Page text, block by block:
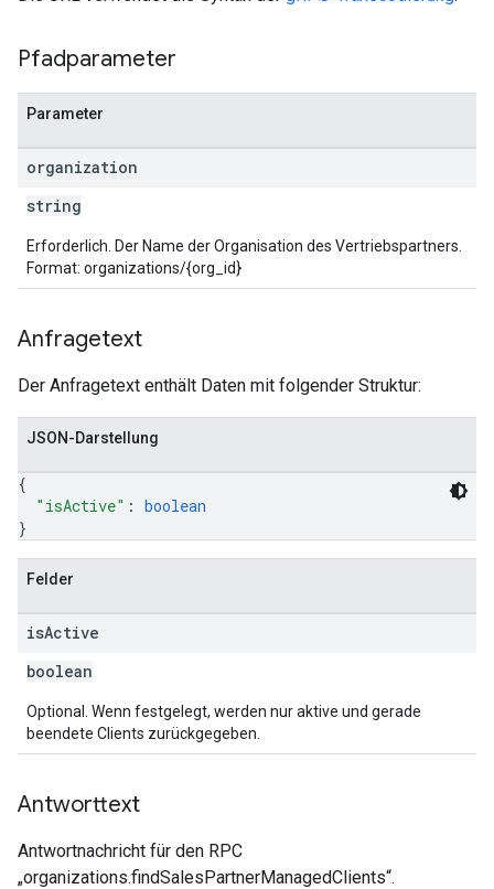
Pfadparameter
Parameter
organization
string
Erforderlich. Der Name der Organisation des Vertriebspartners.
Format: organizations/{org_id}
Anfragetext
Der Anfragetext enthält Daten mit folgender Struktur:
JSON-Darstellung
{
"isActive" : boolean
}
Felder
isActive
boolean
Optional. Wenn festgelegt, werden nur aktive und gerade
beendete Clients zurückgegeben.
Antworttext
Antwortnachricht für den RPC
„organizations.findSalesPartnerManagedClients“.